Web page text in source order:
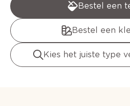
Bestel een
Bestel een
Kies het juiste type